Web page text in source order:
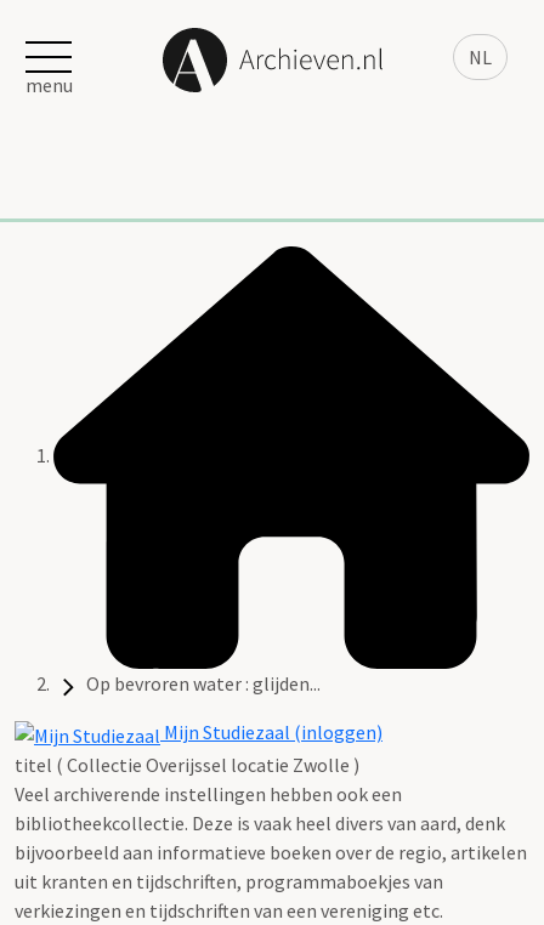
NL
menu
Op bevroren water : glijden...
Mijn Studiezaal (inloggen)
titel ( Collectie Overijssel locatie Zwolle )
Veel archiverende instellingen hebben ook een
bibliotheekcollectie. Deze is vaak heel divers van aard, denk
bijvoorbeeld aan informatieve boeken over de regio, artikelen
uit kranten en tijdschriften, programmaboekjes van
verkiezingen en tijdschriften van een vereniging etc.